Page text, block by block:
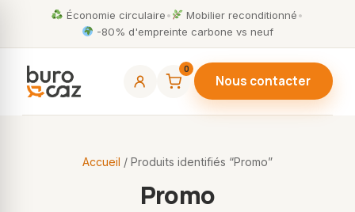
Économie circulaire• Mobilier reconditionné•
-80% d'empreinte carbone vs neuf
0
Nous contacter
Accueil / Produits identifiés “Promo”
Promo